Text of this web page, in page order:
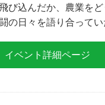
び込んだか、 農業を
の日々を語り合ってい
イベント詳細ページ